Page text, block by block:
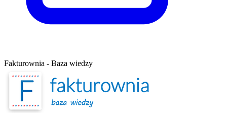
Fakturownia - Baza wiedzy